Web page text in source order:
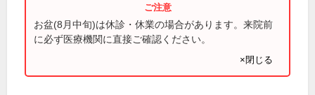
お盆(8月中旬)は休診・休業の場合があります。来院前
に必ず医療機関に直接ご確認ください。
×閉じる